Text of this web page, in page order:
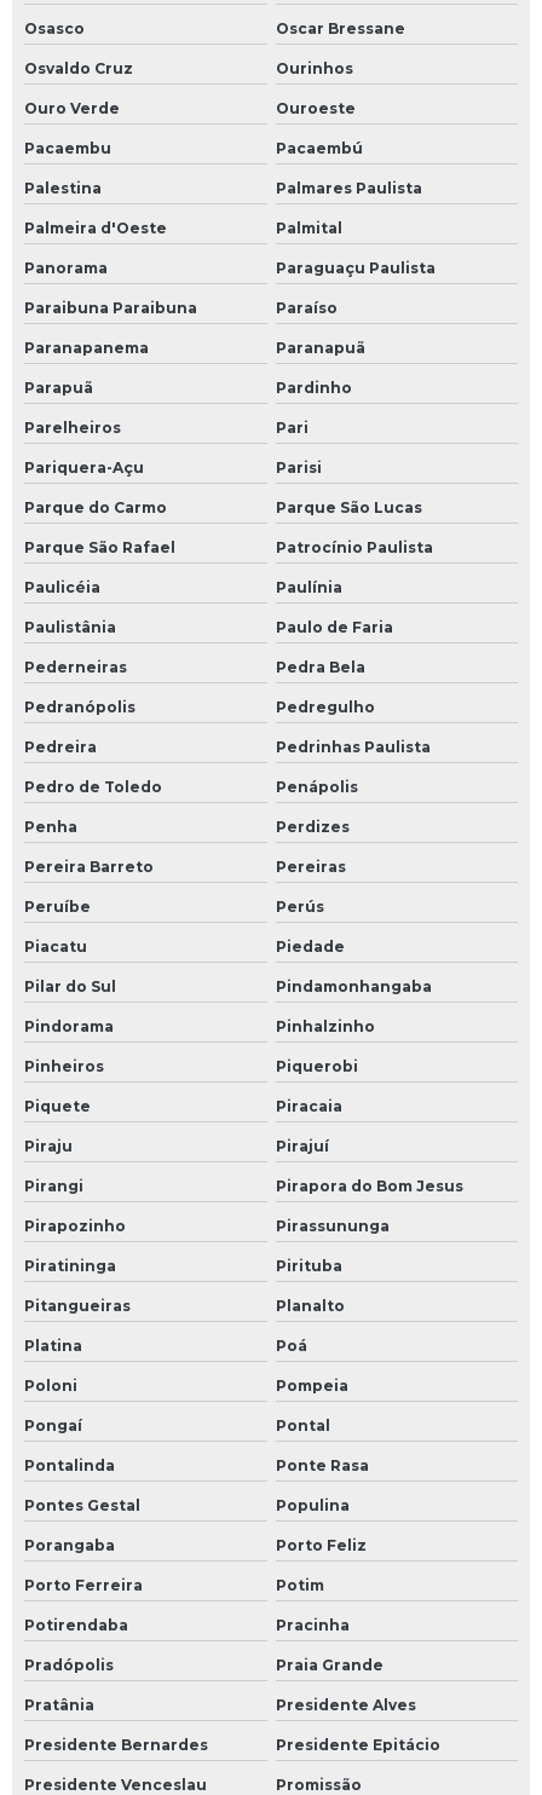
Osasco Oscar Bressane
Osvaldo Cruz Ourinhos
Ouro Verde Ouroeste
Pacaembu Pacaembú
Palestina Palmares Paulista
Palmeira d'Oeste Palmital
Panorama Paraguaçu Paulista
Paraibuna Paraibuna Paraíso
Paranapanema Paranapuã
Parapuã Pardinho
Parelheiros Pari
Pariquera-Açu Parisi
Parque do Carmo Parque São Lucas
Parque São Rafael Patrocínio Paulista
Paulicéia Paulínia
Paulistânia Paulo de Faria
Pederneiras Pedra Bela
Pedranópolis Pedregulho
Pedreira Pedrinhas Paulista
Pedro de Toledo Penápolis
Penha Perdizes
Pereira Barreto Pereiras
Peruíbe Perús
Piacatu Piedade
Pilar do Sul Pindamonhangaba
Pindorama Pinhalzinho
Pinheiros Piquerobi
Piquete Piracaia
Piraju Pirajuí
Pirangi Pirapora do Bom Jesus
Pirapozinho Pirassununga
Piratininga Pirituba
Pitangueiras Planalto
Platina Poá
Poloni Pompeia
Pongaí Pontal
Pontalinda Ponte Rasa
Pontes Gestal Populina
Porangaba Porto Feliz
Porto Ferreira Potim
Potirendaba Pracinha
Pradópolis Praia Grande
Pratânia Presidente Alves
Presidente Bernardes Presidente Epitácio
Presidente Venceslau Promissão